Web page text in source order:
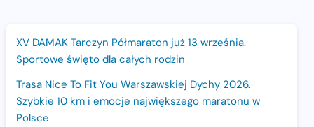
XV DAMAK Tarczyn Półmaraton już 13 września.
Sportowe święto dla całych rodzin
Trasa Nice To Fit You Warszawskiej Dychy 2026.
Szybkie 10 km i emocje największego maratonu w
Polsce